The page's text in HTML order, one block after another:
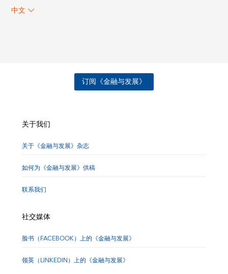
中文
订阅《金融与发展》
关于我们
关于《金融与发展》杂志
如何为《金融与发展》供稿
联系我们
社交媒体
脸书（FACEBOOK）上的《金融与发展》
领英（LINKEDIN）上的《金融与发展》